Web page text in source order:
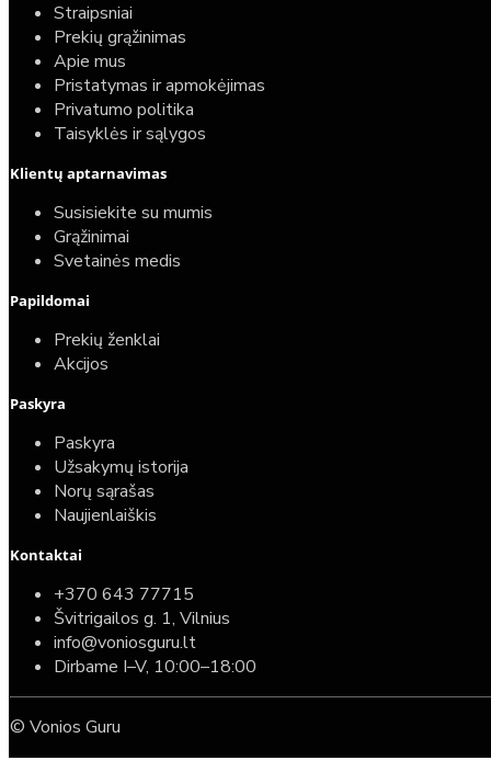
Straipsniai
Prekių grąžinimas
Apie mus
Pristatymas ir apmokėjimas
Privatumo politika
Taisyklės ir sąlygos
Klientų aptarnavimas
Susisiekite su mumis
Grąžinimai
Svetainės medis
Papildomai
Prekių ženklai
Akcijos
Paskyra
Paskyra
Užsakymų istorija
Norų sąrašas
Naujienlaiškis
Kontaktai
+370 643 77715
Švitrigailos g. 1, Vilnius
info@voniosguru.lt
Dirbame I–V, 10:00–18:00
© Vonios Guru